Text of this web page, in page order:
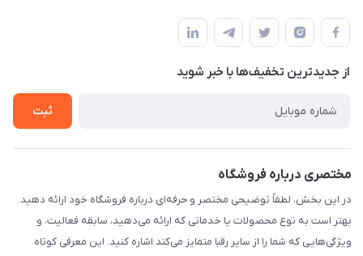
لیست محصولات
درباره ما
قوانین و مقررات
حریم خصوصی
راهنما
از جدید‌ترین تخفیف‌ها با‌ خبر شوید
ثبت
مختصری درباره فروشگاه
در این بخش، لطفاً توضیحی مختصر و حرفه‌ای درباره فروشگاه خود ارائه دهید.
بهتر است به نوع محصولات یا خدماتی که ارائه می‌دهید، سابقه فعالیت، و
ویژگی‌هایی که شما را از سایر رقبا متمایز می‌کند اشاره کنید. این معرفی کوتاه